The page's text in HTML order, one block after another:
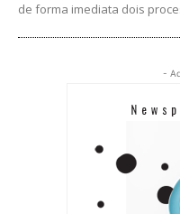
de forma imediata dois
-